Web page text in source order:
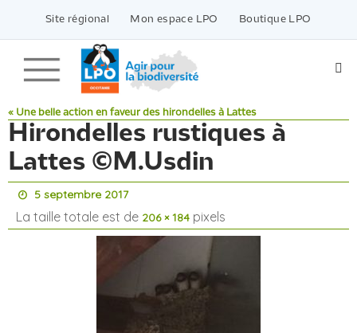
contenu
Site régional Mon espace LPO Boutique LPO
« Une belle action en faveur des hirondelles à Lattes
Hirondelles rustiques à
Lattes ©M.Usdin
5 septembre 2017
La taille totale est de 206 × 184 pixels